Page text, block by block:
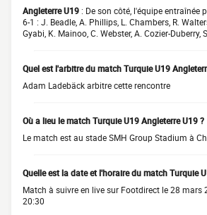
Angleterre U19 : De son côté, l'équipe entraînée
6-1 : J. Beadle, A. Phillips, L. Chambers, R.
Gyabi, K. Mainoo, C. Webster, A. Cozier-Duberry,
Quel est l'arbitre du match Turquie U19
Adam Ladebäck arbitre cette rencontre
Où a lieu le match Turquie U19 Angleterre U19 ?
Le match est au stade SMH Group Stadium à
Quelle est la date et l'horaire du match Turquie
Match à suivre en live sur Footdirect le 28 mars
20:30